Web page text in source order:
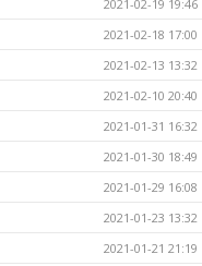
2021-02-19 19:46
2021-02-18 17:00
2021-02-13 13:32
2021-02-10 20:40
2021-01-31 16:32
2021-01-30 18:49
2021-01-29 16:08
2021-01-23 13:32
2021-01-21 21:19